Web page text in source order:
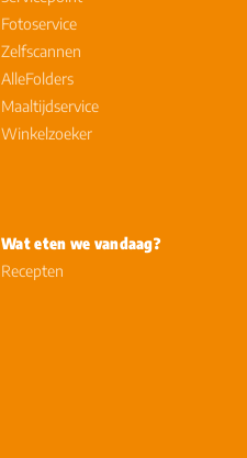
Fotoservice
Zelfscannen
AlleFolders
Maaltijdservice
Winkelzoeker
Wat eten we vandaag?
Recepten